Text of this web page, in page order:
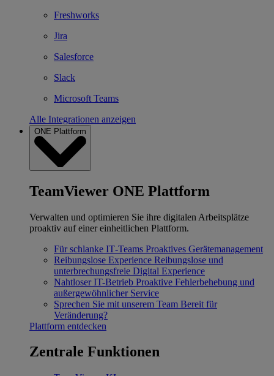
Freshworks
Jira
Salesforce
Slack
Microsoft Teams
Alle Integrationen anzeigen
ONE Plattform
TeamViewer ONE Plattform
Verwalten und optimieren Sie ihre digitalen Arbeitsplätze
proaktiv auf einer einheitlichen Plattform.
Für schlanke IT‐Teams Proaktives Gerätemanagement
Reibungslose Experience Reibungslose und
unterbrechungsfreie Digital Experience
Nahtloser IT-Betrieb Proaktive Fehlerbehebung und
außergewöhnlicher Service
Sprechen Sie mit unserem Team Bereit für
Veränderung?
Plattform entdecken
Zentrale Funktionen